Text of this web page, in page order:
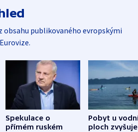
obsahu publikovaného evropskými
Spekulace o
přímém ruském
Pobyt u
ploch zvyšuje